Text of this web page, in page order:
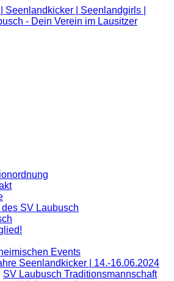
SV Laubusch
Events
Seenlandkicker | 14.-16.06.2024
SV Laubusch Traditionsmannschaft